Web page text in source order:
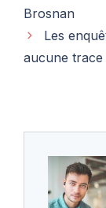
Brosnan
Les
aucune trace